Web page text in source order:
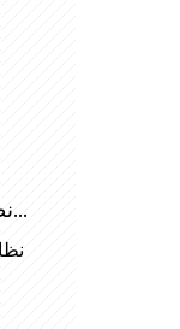
نظارت بر انرژی جمع و جور برا...